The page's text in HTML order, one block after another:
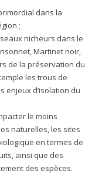
dans la
;
nicheurs dans le
Martinet noir,
de la préservation du
les trous de
enjeux d’isolation du
le moins
naturelles, les sites
en termes de
ainsi que des
des espèces.